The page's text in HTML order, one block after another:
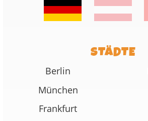
STÄDTE
Berlin
München
Frankfurt